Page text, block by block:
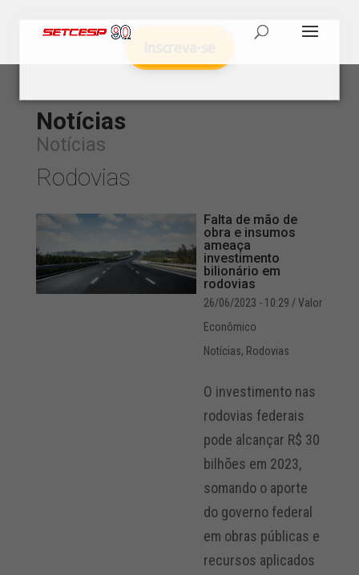
Notícias
Notícias
Rodovias
Falta de mão de
obra e insumos
ameaça
investimento
bilionário em
rodovias
26/06/2023 - 10:29 / Valor
Econômico
Notícias, Rodovias
O investimento nas
rodovias federais
pode alcançar R$ 30
bilhões em 2023,
somando o aporte
do governo federal
em obras públicas e
recursos aplicados